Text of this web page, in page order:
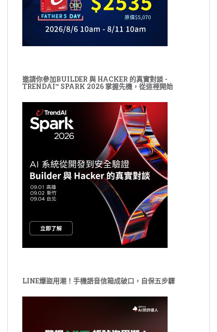
邀請你參加BUILDER 與 HACKER 的真實對談 -
TRENDAI™ SPARK 2026 掌握先機，從這裡開始
LINE爆盜用潮！手機語音信箱成破口，自保五步驟